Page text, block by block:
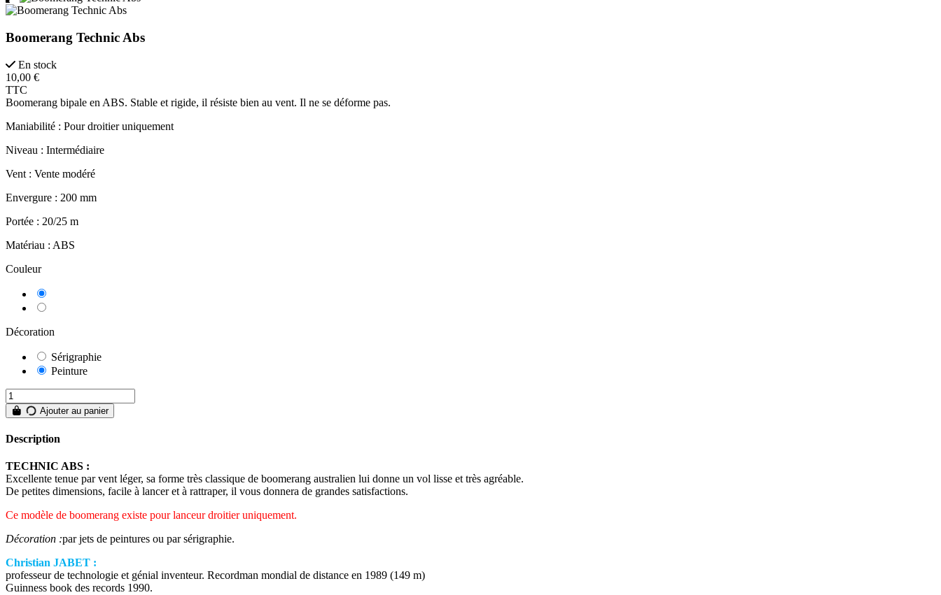
Boomerang Technic Abs
En stock
10,00 €
TTC
Boomerang bipale en ABS. Stable et rigide, il résiste bien au vent. Il ne se déforme pas.
Maniabilité : Pour droitier uniquement
Niveau : Intermédiaire
Vent : Vente modéré
Envergure : 200 mm
Portée : 20/25 m
Matériau : ABS
Couleur
Décoration
Sérigraphie
Peinture
Ajouter au panier
Description
TECHNIC ABS :
Excellente tenue par vent léger, sa forme très classique de boomerang australien lui donne un vol lisse et très agréable.
De petites dimensions, facile à lancer et à rattraper, il vous donnera de grandes satisfactions.
Ce modèle de boomerang existe pour lanceur droitier uniquement.
Décoration :par jets de peintures ou par sérigraphie.
Christian JABET :
professeur de technologie et génial inventeur. Recordman mondial de distance en 1989 (149 m)
Guinness book des records 1990.